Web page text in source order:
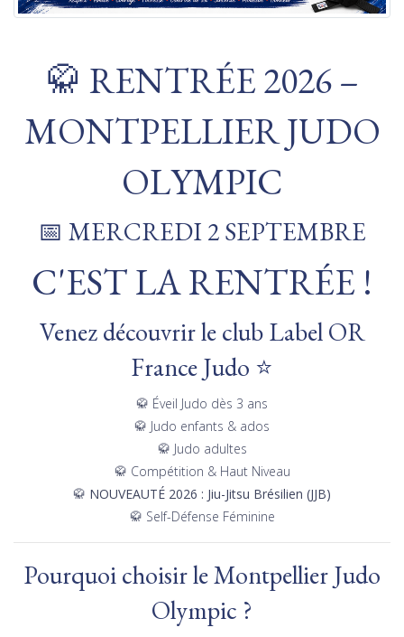
🥋 RENTRÉE 2026 –
MONTPELLIER JUDO
OLYMPIC
📅 MERCREDI 2 SEPTEMBRE
C'EST LA RENTRÉE !
Venez découvrir le club Label OR
France Judo ⭐
🥋 Éveil Judo dès 3 ans
🥋 Judo enfants & ados
🥋 Judo adultes
🥋 Compétition & Haut Niveau
🥋 NOUVEAUTÉ 2026 : Jiu-Jitsu Brésilien (JJB)
🥋 Self-Défense Féminine
Pourquoi choisir le Montpellier Judo
Olympic ?